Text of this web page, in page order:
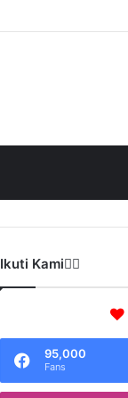
Ikuti Kami❤️‍🔥
95,000
Fans